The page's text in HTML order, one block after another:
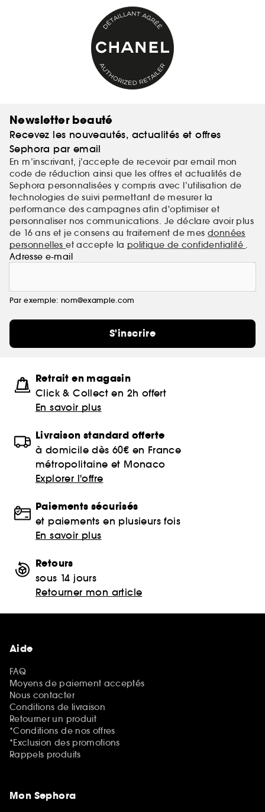
Newsletter beauté
Recevez les nouveautés, actualités et offres
Sephora par email
En m’inscrivant, j’accepte de recevoir par email mon
code de réduction ainsi que les offres et actualités de
Sephora personnalisées y compris avec l’utilisation de
technologies de suivi permettant de mesurer la
performance des campagnes afin d'optimiser et
personnaliser nos communications. Je déclare avoir plus
de 16 ans et je consens au traitement de mes données
personnelleset accepte la politique de confidentialité .
Adresse e-mail
Par exemple: nom@example.com
S'inscrire
Retrait en magasin
Click & Collect en 2h offert
En savoir plus
Livraison standard offerte
à domicile dès 60€ en France
métropolitaine et Monaco
Explorer l'offre
Paiements sécurisés
et paiements en plusieurs fois
En savoir plus
Retours
sous 14 jours
Retourner mon article
Aide
FAQ
Moyens de paiement acceptés
Nous contacter
Conditions de livraison
Retourner un produit
*Conditions de nos offres
*Exclusion des promotions
Rappels produits
Mon Sephora